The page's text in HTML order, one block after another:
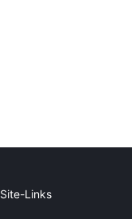
Site-Links